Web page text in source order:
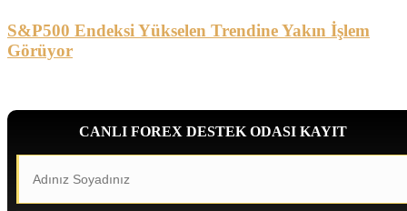
S&P500 Endeksi Yükselen Trendine Yakın İşlem
Görüyor
CANLI FOREX DESTEK ODASI KAYIT